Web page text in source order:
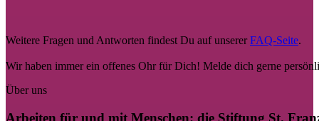
Weitere Fragen und Antworten findest Du auf unsererFAQ-Seite.
Wir haben immer ein offenes Ohr für Dich! Melde dich gerne
Über uns
Arbeiten für und mit Menschen: die Stiftung St.